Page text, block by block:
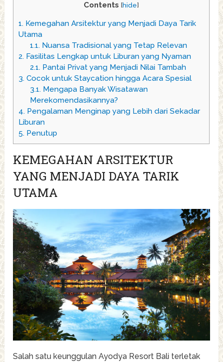
Contents [hide]
1. Kemegahan Arsitektur yang Menjadi Daya Tarik
Utama
1.1.Nuansa Tradisional yang Tetap Relevan
2. Fasilitas Lengkap untuk Liburan yang Nyaman
2.1.Pantai Privat yang Menjadi Nilai Tambah
3. Cocok untuk Staycation hingga Acara Spesial
3.1.Mengapa Banyak Wisatawan
Merekomendasikannya?
4. Pengalaman Menginap yang Lebih dari Sekadar
Liburan
5. Penutup
KEMEGAHAN ARSITEKTUR
YANG MENJADI DAYA TARIK
UTAMA
Salah satu keunggulan Ayodya Resort Bali terletak